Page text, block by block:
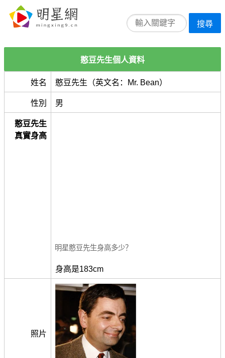
搜尋
憨豆先生個人資料
姓名 憨豆先生（英文名：Mr. Bean）
性別 男
憨豆先生
真實身高
明星憨豆先生身高多少？
身高是183cm
照片